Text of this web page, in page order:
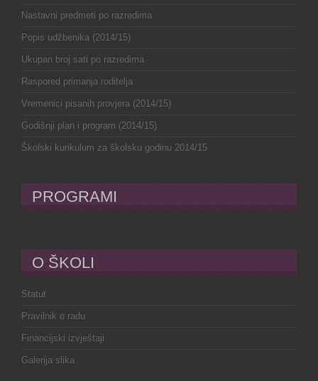
Nastavni predmeti po razredima
Popis udžbenika (2014/15)
Ukupan broj sati po razredima
Raspored primanja roditelja
Vremenici pisanih provjera (2014/15)
Godišnji plan i program (2014/15)
Školski kurikulum za školsku godinu 2014/15
PROGRAMI
O ŠKOLI
Statut
Pravilnik o radu
Financijski izvještaji
Galerija slika